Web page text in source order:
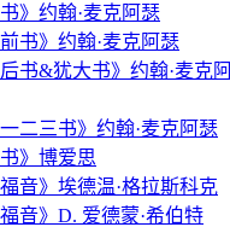
》约翰·麦克阿瑟
书》约翰·麦克阿瑟
书&犹大书》约翰·麦克
二三书》约翰·麦克阿瑟
》博爱思
音》埃德温·格拉斯科克
音》D. 爱德蒙·希伯特